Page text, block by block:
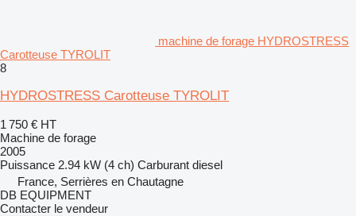
machine de forage HYDROSTRESS
Carotteuse TYROLIT
8
HYDROSTRESS Carotteuse TYROLIT
1 750 € HT
Machine de forage
2005
Puissance 2.94 kW (4 ch) Carburant diesel
France, Serrières en Chautagne
DB EQUIPMENT
Contacter le vendeur